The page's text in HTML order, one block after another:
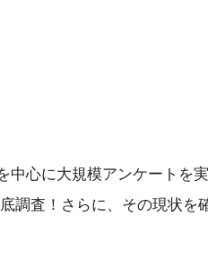
中心に大規模アンケートを
調査！さらに、その現状を